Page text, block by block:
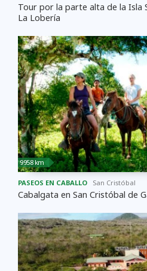
Tour por la parte alta de la Isla
La Lobería
9958 km
PASEOS EN CABALLO San Cristóbal
Cabalgata en San Cristóbal de